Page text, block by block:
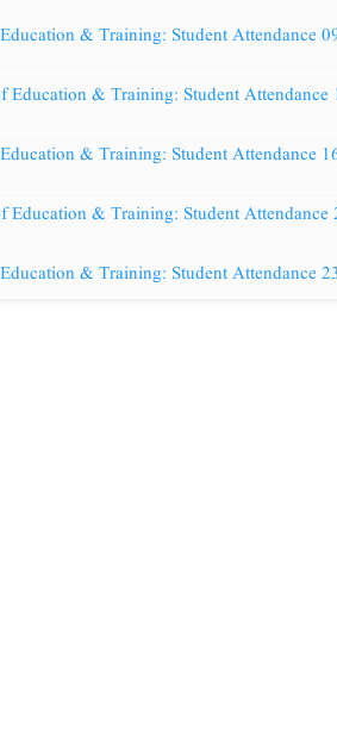
& Training: Student Attendance
Education & Training: Student Attendance
& Training: Student Attendance
Education & Training: Student Attendance
& Training: Student Attendance